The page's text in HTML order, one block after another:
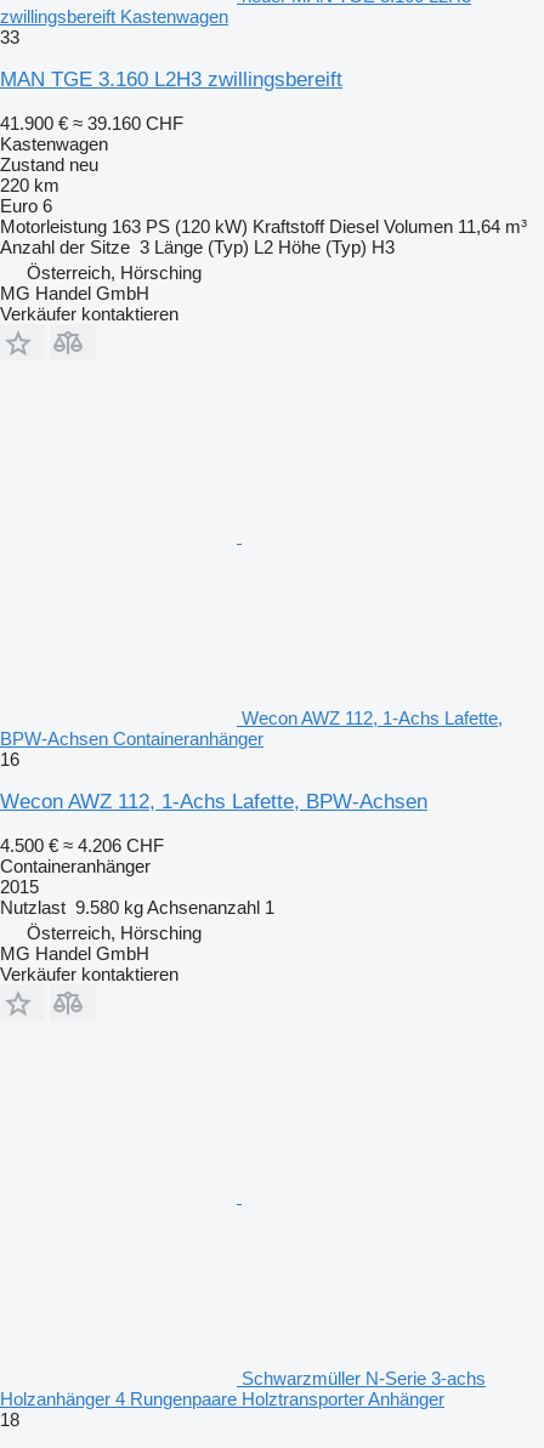
zwillingsbereift Kastenwagen
33
MAN TGE 3.160 L2H3 zwillingsbereift
41.900 € ≈ 39.160 CHF
Kastenwagen
Zustand neu
220 km
Euro 6
Motorleistung 163 PS (120 kW) Kraftstoff Diesel Volumen 11,64 m³
Anzahl der Sitze 3 Länge (Typ) L2 Höhe (Typ) H3
Österreich, Hörsching
MG Handel GmbH
Verkäufer kontaktieren
Wecon AWZ 112, 1-Achs Lafette,
BPW-Achsen Containeranhänger
16
Wecon AWZ 112, 1-Achs Lafette, BPW-Achsen
4.500 € ≈ 4.206 CHF
Containeranhänger
2015
Nutzlast 9.580 kgAchsenanzahl 1
Österreich, Hörsching
MG Handel GmbH
Verkäufer kontaktieren
Schwarzmüller N-Serie 3-achs
Holzanhänger 4 Rungenpaare Holztransporter Anhänger
18